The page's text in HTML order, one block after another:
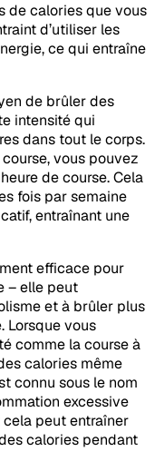
de calories que vous
d’utiliser les
ce qui entraîne
de brûler des
intensité qui
dans tout le corps.
vous pouvez
de course. Cela
fois par semaine
entraînant une
efficace pour
– elle peut
et à brûler plus
Lorsque vous
comme la course à
calories même
connu sous le nom
excessive
cela peut entraîner
calories pendant